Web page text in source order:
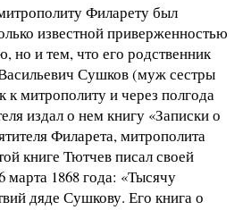
Филарету был
известной приверженностью
но и тем, что его родственник
Сушков (муж сестры
к митрополиту и через полгода
издал о нем книгу «Записки о
Филарета, митрополита
книге Тютчев писал своей
марта 1868 года: «Тысячу
дяде Сушкову. Его книга о